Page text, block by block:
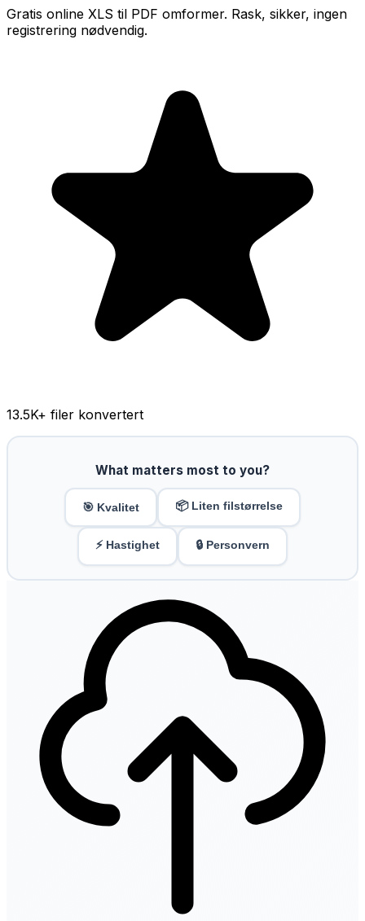
Gratis online XLS til PDF omformer. Rask, sikker, ingen
registrering nødvendig.
13.5K+ filer konvertert
What matters most to you?
🎯 Kvalitet 📦 Liten filstørrelse
⚡ Hastighet 🔒 Personvern